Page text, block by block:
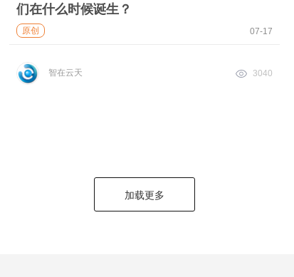
们在什么时候诞生？
原创 07-17
智在云天 3040
加载更多